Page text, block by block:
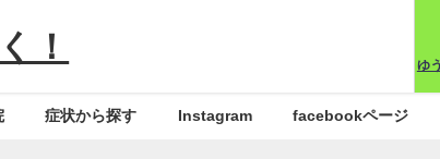
！
ゆ
症状から探す Instagram facebookページ